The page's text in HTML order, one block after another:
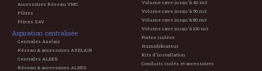
Accessoires Réseau VMC
Filtres
Pièces SAV
Aspiration centralisée
Centrales Axelair
Réseau & accessoires AXELAIR
Centrales ALDES
Réseau & accessoires ALDES
Volume cave jusqu'à 40 m3
Volume cave jusqu'à 50 m3
Volume cave jusqu'à 80 m3
Volume cave jusqu'à 100 m3
Portes isolées
Humidificateur
Kits d'installation
Conduits isolés et accessoires